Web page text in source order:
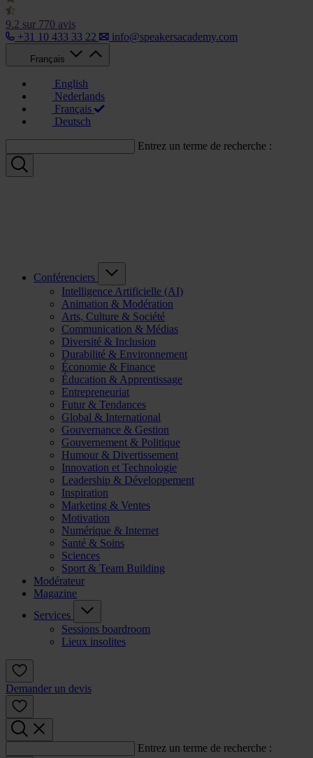
9.2 sur 770 avis
+31 10 433 33 22
info@speakersacademy.com
Français
English
Nederlands
Français
Deutsch
Entrez un terme de recherche :
Conférenciers
Intelligence Artificielle (AI)
Animation & Modération
Arts, Culture & Société
Communication & Médias
Diversité & Inclusion
Durabilité & Environnement
Économie & Finance
Éducation & Apprentissage
Entrepreneuriat
Futur & Tendances
Global & International
Gouvernance & Gestion
Gouvernement & Politique
Humour & Divertissement
Innovation et Technologie
Leadership & Développement
Inspiration
Marketing & Ventes
Motivation
Numérique & Internet
Santé & Soins
Sciences
Sport & Team Building
Modérateur
Magazine
Services
Sessions boardroom
Lieux insolites
Demander un devis
Entrez un terme de recherche :